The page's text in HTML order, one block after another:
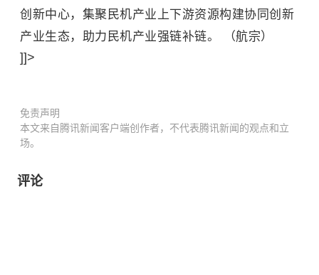
创新中心，集聚民机产业上下游资源构建协同创新
产业生态，助力民机产业强链补链。 （航宗）
]]>
免责声明
本文来自腾讯新闻客户端创作者，不代表腾讯新闻的观点和立
场。
评论